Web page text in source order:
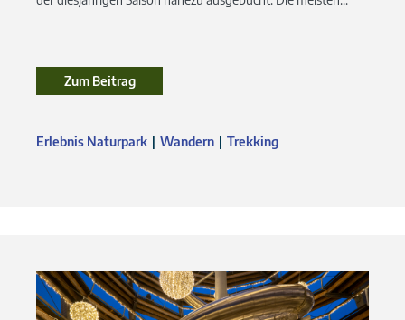
Zum BeitragZum Beitrag
Erlebnis Naturpark Wandern Trekking